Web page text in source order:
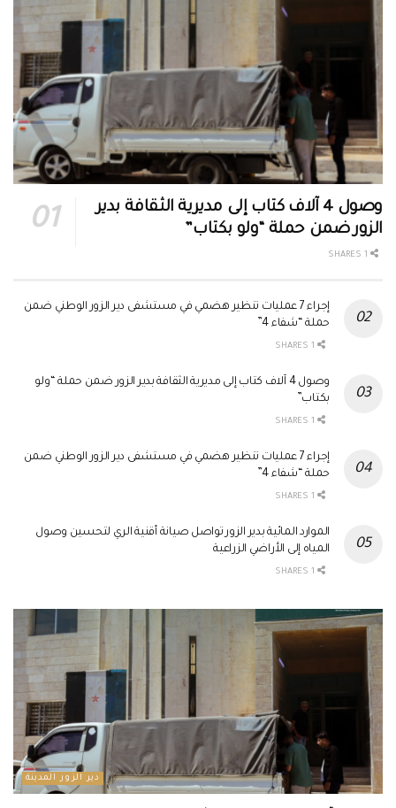
وصول 4 آلاف كتاب إلى مديرية الثقافة بدير
الزور ضمن حملة “ولو بكتاب”
إجراء 7 عمليات تنظير هضمي في مستشفى دير الزور الوطني ضمن
حملة “شفاء 4”
وصول 4 آلاف كتاب إلى مديرية الثقافة بدير الزور ضمن حملة “ولو
بكتاب”
إجراء 7 عمليات تنظير هضمي في مستشفى دير الزور الوطني ضمن
حملة “شفاء 4”
الموارد المائية بدير الزور تواصل صيانة أقنية الري لتحسين وصول
المياه إلى الأراضي الزراعية
دير الزور المدينة